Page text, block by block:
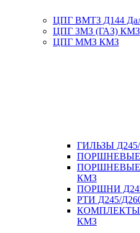
ЦПГ ВМТЗ Д144
ЦПГ ЗМЗ (ГАЗ) КМЗ
ЦПГ ММЗ КМЗ
ГИЛЬЗЫ
ПОРШНЕВЫЕ
ПОРШНЕВЫЕ
КМЗ
ПОРШНИ
РТИ Д245/
КМЗ